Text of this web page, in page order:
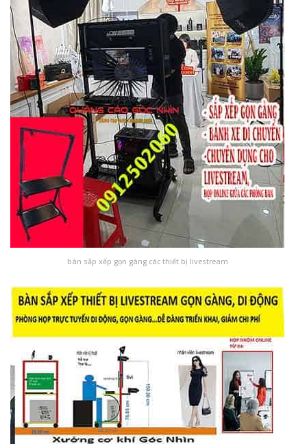
bàn sắp xếp gọn gàng các thiết bị livestream